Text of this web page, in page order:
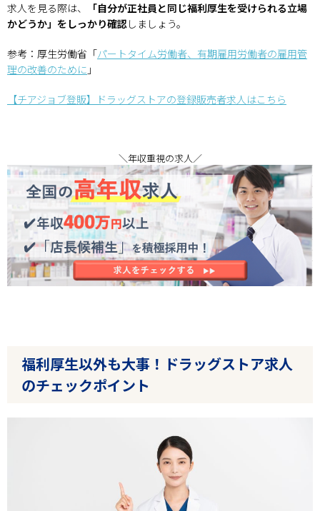
求人を見る際は、
「自分が正社員と同じ福利厚生を受けられる立場
かどうか」をしっかり確認しましょう。
参考：厚生労働省「パートタイム労働者、有期雇用労働者の雇用管
理の改善のために 」
【チアジョブ登販】ドラッグストアの登録販売者求人はこちら
＼年収重視の求人／
福利厚生以外も大事！ドラッグストア求人
のチェックポイント